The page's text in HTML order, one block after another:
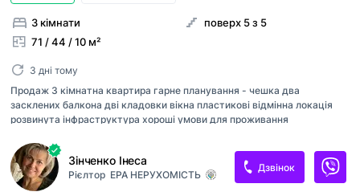
3 кімнати
71 / 44 / 10 м²
поверх 5 з 5
3 дні тому
Продаж 3 кімнатна квартира гарне планування - чешка два
засклених балкона дві кладовки вікна пластикові відмінна локація
розвинута інфраструктура хороші умови для проживання
Зінченко Інеса
Рієлтор ЕРА НЕРУХОМІСТЬ
Дзвінок